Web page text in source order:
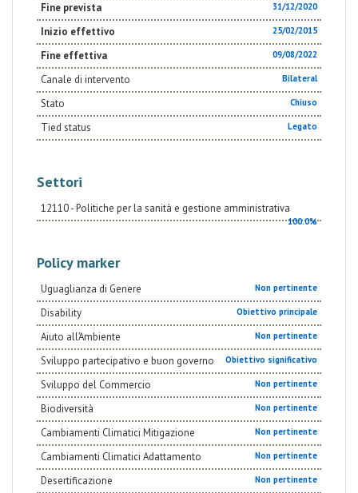
Fine prevista 31/12/2020
Inizio effettivo 25/02/2015
Fine effettiva 09/08/2022
Canale di intervento Bilateral
Stato Chiuso
Tied status Legato
Settori
12110 - Politiche per la sanità e gestione amministrativa
100.0%
Policy marker
Uguaglianza di Genere Non pertinente
Disability Obiettivo principale
Aiuto all’Ambiente Non pertinente
Sviluppo partecipativo e buon governo Obiettivo significativo
Sviluppo del Commercio Non pertinente
Biodiversità Non pertinente
Cambiamenti Climatici Mitigazione Non pertinente
Cambiamenti Climatici Adattamento Non pertinente
Desertificazione Non pertinente